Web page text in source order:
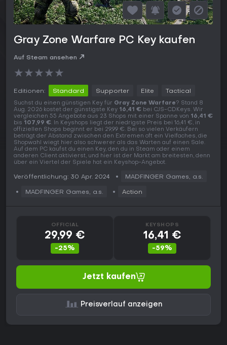
Gray Zone Warfare PC Key kaufen
Auf Steam ansehen
★★★★★
Editionen: Standard Supporter Elite Tactical
Suchst du einen günstigen Key für Gray Zone Warfare? Stand 8
Aug. 2026 kostet der günstigste Key 16,41 € bei CJS-CDKeys. Wir
vergleichen 55 Angebote aus 23 Shops mit einer Spanne von 16,41 €
bis 107,99 €. In Keyshops liegt der niedrigste Preis bei 16,41 €, in
offiziellen Shops beginnt er bei 29,99 €. Bei so vielen Verkäufern
beträgt der Abstand zwischen den Extremen oft ein Vielfaches, die
Shopwahl wiegt hier also schwerer als das Warten auf einen Sale.
Auf dem PC kaufst du einen Key, den du in Steam oder einem
anderen Client aktivierst, und hier ist der Markt am breitesten, denn
über ein Viertel der Spiele hat ein Keyshop-Angebot.
Veröffentlichung: 30 Apr. 2024 MADFINGER Games, a.s.
MADFINGER Games, a.s. Action
OFFICIAL
29,99 €
-25%
KEYSHOPS
16,41 €
-59%
Jetzt kaufen
Preisverlauf anzeigen